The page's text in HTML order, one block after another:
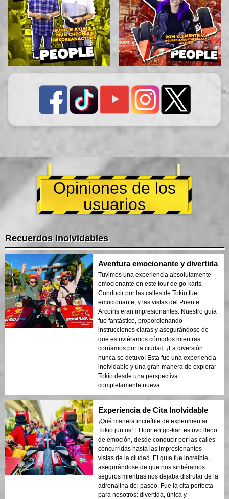
Opiniones de los
usuarios
Recuerdos inolvidables
Aventura emocionante y divertida
Tuvimos una experiencia absolutamente
emocionante en este tour de go-karts.
Conducir por las calles de Tokio fue
emocionante, y las vistas del Puente
Arcoíris eran impresionantes. Nuestro guía
fue fantástico, proporcionando
instrucciones claras y asegurándose de
que estuviéramos cómodos mientras
corríamos por la ciudad. ¡La diversión
nunca se detuvo! Esta fue una experiencia
inolvidable y una gran manera de explorar
Tokio desde una perspectiva
completamente nueva.
Experiencia de Cita Inolvidable
¡Qué manera increíble de experimentar
Tokio juntos! El tour en go-kart estuvo lleno
de emoción, desde conducir por las calles
concurridas hasta las impresionantes
vistas de la ciudad. El guía fue increíble,
asegurándose de que nos sintiéramos
seguros mientras nos dejaba disfrutar de la
adrenalina del paseo. Fue la cita perfecta
para nosotros: divertida, única y